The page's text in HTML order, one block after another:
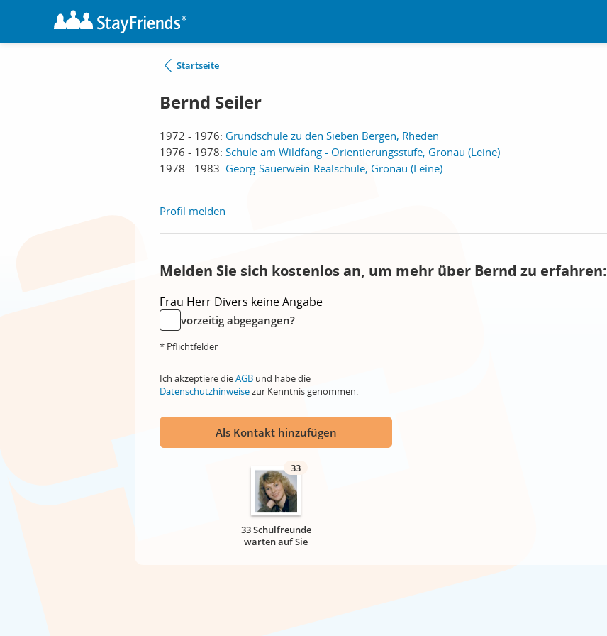
Startseite
Bernd Seiler
1972 - 1976: Grundschule zu den Sieben Bergen, Rheden
1976 - 1978: Schule am Wildfang - Orientierungsstufe, Gronau (Leine)
1978 - 1983: Georg-Sauerwein-Realschule, Gronau (Leine)
Profil melden
Melden Sie sich kostenlos an, um mehr über Bernd zu erfahren:
Frau Herr Divers keine Angabe
vorzeitig abgegangen?
* Pflichtfelder
Ich akzeptiere dieAGB und habe die
Datenschutzhinweisezur Kenntnis genommen.
Als Kontakt hinzufügen
33
33 Schulfreunde
warten auf Sie